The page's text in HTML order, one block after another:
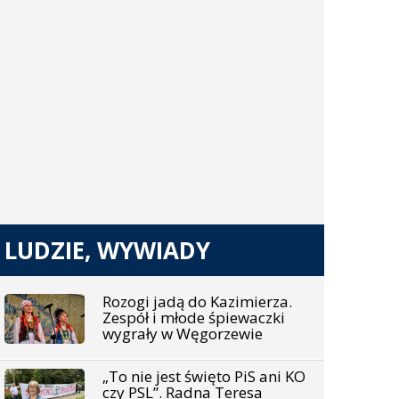
LUDZIE, WYWIADY
Rozogi jadą do Kazimierza.
Zespół i młode śpiewaczki
wygrały w Węgorzewie
„To nie jest święto PiS ani KO
czy PSL”. Radna Teresa